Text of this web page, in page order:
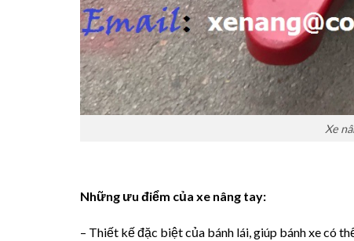
Xe
Những ưu điểm của xe nâng tay:
– Thiết kế đặc biệt của bánh lái, giúp bánh xe có